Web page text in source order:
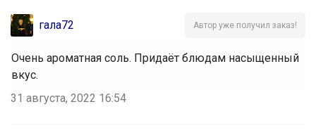
гала72 Автор уже получил заказ!
Очень ароматная соль. Придаёт блюдам насыщенный
вкус.
31 августа, 2022 16:54